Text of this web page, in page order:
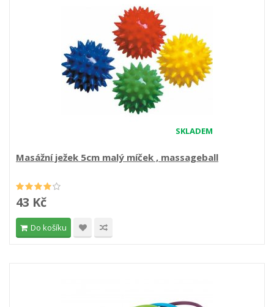
SKLADEM
Masážní ježek 5cm malý míček , massageball
43 Kč
Do košíku